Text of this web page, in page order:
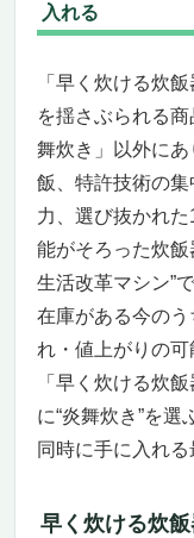
入れる
「早く炊ける炊
を揺さぶられる
舞炊き」以外に
飯、特許技術の
力、選び抜かれ
能がそろった炊飯
生活改革マシン”で
在庫がある今の
れ・値上がりの
「早く炊ける炊
に“炎舞炊き”を
同時に手に入れる
早く炊ける炊